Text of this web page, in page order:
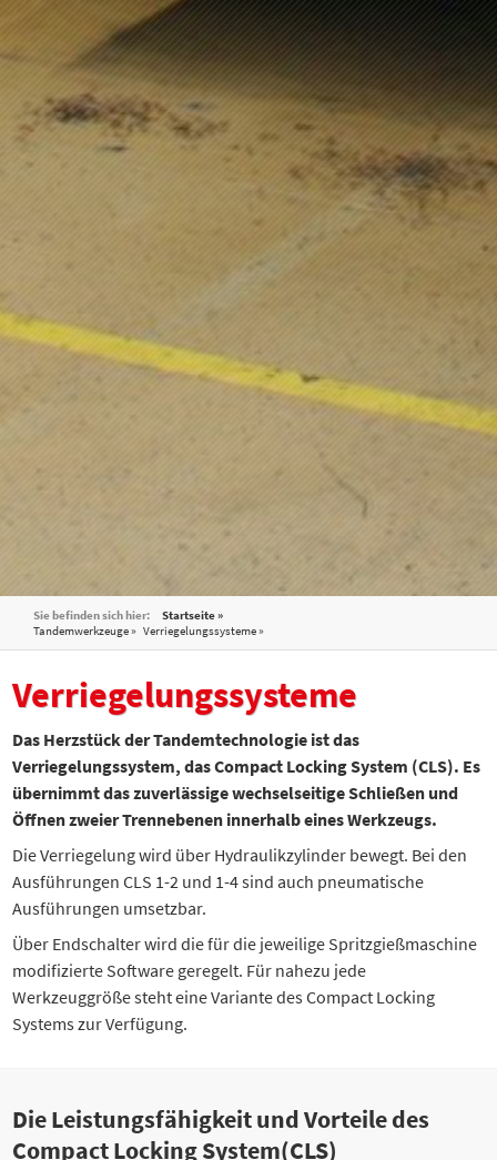
Sie befinden sich hier:
Startseite »
Tandemwerkzeuge
Verriegelungssysteme
Verriegelungssysteme
Das Herzstück der Tandemtechnologie ist das
Verriegelungssystem, das Compact Locking System (CLS). Es
übernimmt das zuverlässige wechselseitige Schließen und
Öffnen zweier Trennebenen innerhalb eines Werkzeugs.
Die Verriegelung wird über Hydraulikzylinder bewegt. Bei den
Ausführungen CLS 1-2 und 1-4 sind auch pneumatische
Ausführungen umsetzbar.
Über Endschalter wird die für die jeweilige Spritzgießmaschine
modifizierte Software geregelt. Für nahezu jede
Werkzeuggröße steht eine Variante des Compact Locking
Systems zur Verfügung.
Die Leistungsfähigkeit und Vorteile des
Compact Locking System(CLS)